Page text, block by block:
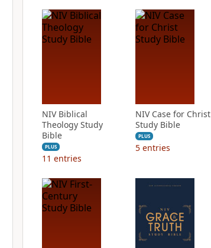
NIV Biblical
Theology Study
Bible
PLUS
11 entries
NIV Case for Christ
Study Bible
PLUS
5 entries